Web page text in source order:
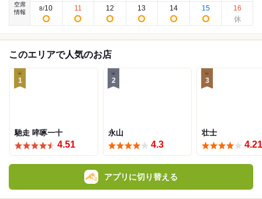
空席
情報
8/10 11 12 13 14 15 16
このエリアで人気のお店
1
馳走 啐啄一十
4.51
2
永山
4.3
3
壮士
4.21
アプリに切り替える